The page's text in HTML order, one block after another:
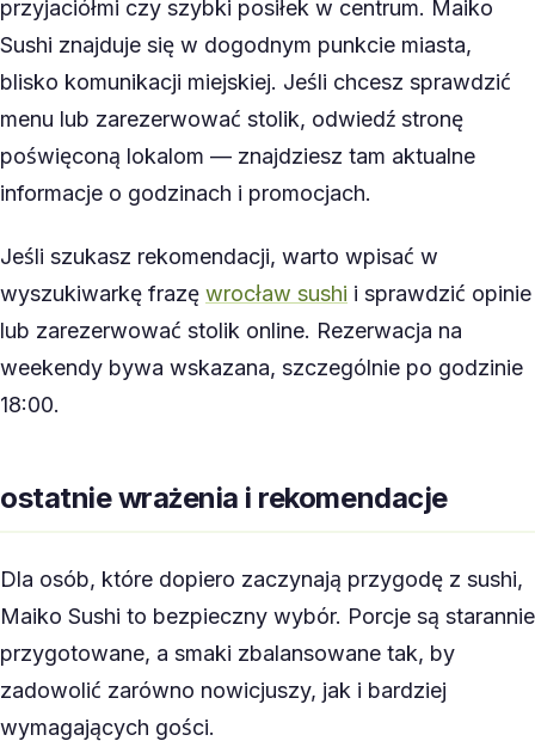
przyjaciółmi czy szybki posiłek w centrum. Maiko
Sushi znajduje się w dogodnym punkcie miasta,
blisko komunikacji miejskiej. Jeśli chcesz sprawdzić
menu lub zarezerwować stolik, odwiedź stronę
poświęconą lokalom — znajdziesz tam aktualne
informacje o godzinach i promocjach.
Jeśli szukasz rekomendacji, warto wpisać w
wyszukiwarkę frazę wrocław sushi i sprawdzić opinie
lub zarezerwować stolik online. Rezerwacja na
weekendy bywa wskazana, szczególnie po godzinie
18:00.
ostatnie wrażenia i rekomendacje
Dla osób, które dopiero zaczynają przygodę z sushi,
Maiko Sushi to bezpieczny wybór. Porcje są starannie
przygotowane, a smaki zbalansowane tak, by
zadowolić zarówno nowicjuszy, jak i bardziej
wymagających gości.